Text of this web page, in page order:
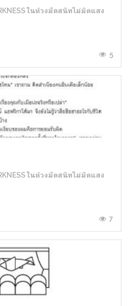
ในห้วงมืดสนิทไม่มิดแสง
5
ในห้วงมืดสนิทไม่มิดแสง
7